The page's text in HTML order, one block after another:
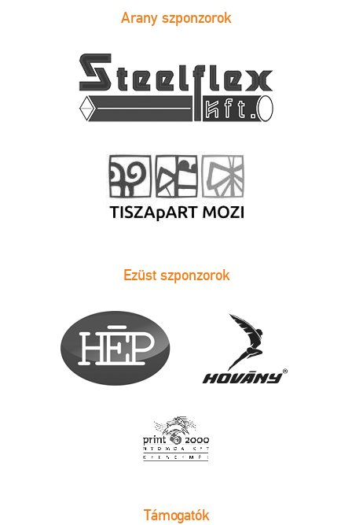
Arany szponzorok
Ezüst szponzorok
Támogatók